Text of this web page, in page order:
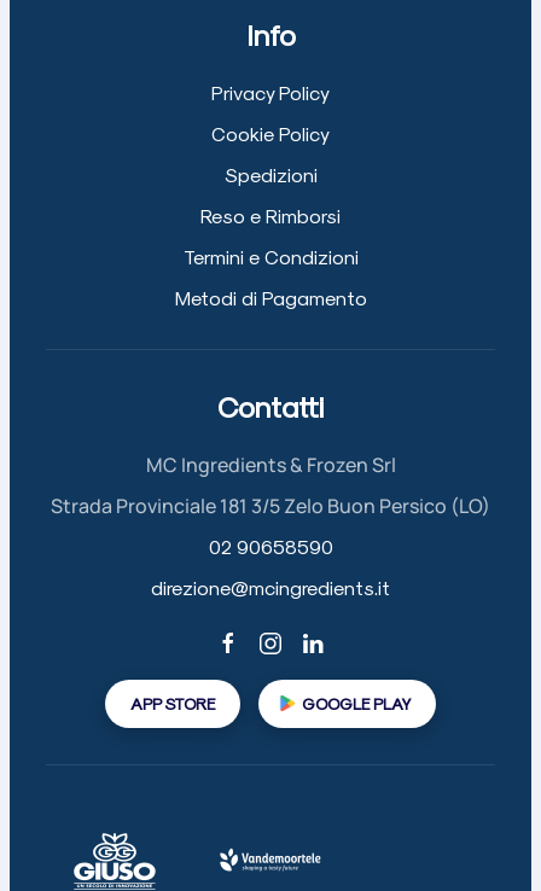
Info
Privacy Policy
Cookie Policy
Spedizioni
Reso e Rimborsi
Termini e Condizioni
Metodi di Pagamento
Contatti
MC Ingredients & Frozen Srl
Strada Provinciale 181 3/5 Zelo Buon Persico (LO)
02 90658590
direzione@mcingredients.it
APP STORE GOOGLE PLAY